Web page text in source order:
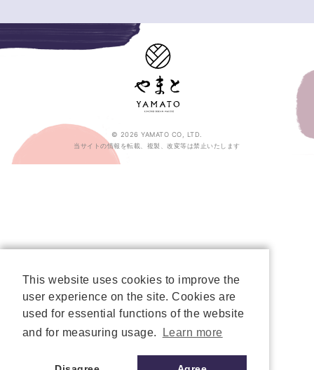
© 2026 YAMATO CO, LTD.
当サイトの情報を転載、複製、改変等は禁止いたします
This website uses cookies to improve the
user experience on the site. Cookies are
used for essential functions of the website
and for measuring usage.
Learn more